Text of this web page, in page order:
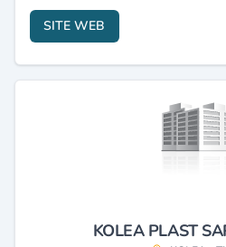
SITE WEB
KOLEA PLAST